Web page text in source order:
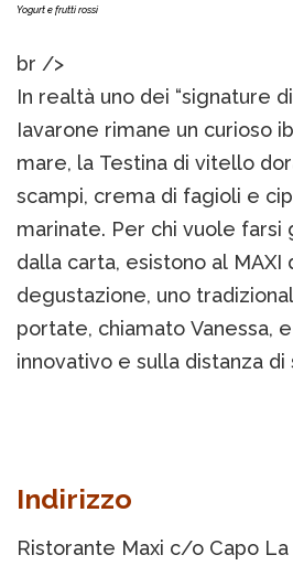
Yogurt e frutti rossi
br />
In realtà uno dei “signature
Iavarone rimane un curioso
mare, la Testina di vitello
scampi, crema di fagioli e
marinate. Per chi vuole farsi
dalla carta, esistono al MAXI
degustazione, uno
portate, chiamato Vanessa,
innovativo e sulla distanza
Indirizzo
Ristorante Maxi c/o Capo